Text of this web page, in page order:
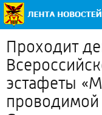
Проходит
эстафеты
проводимой